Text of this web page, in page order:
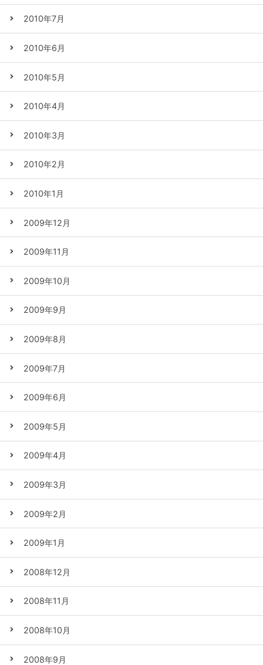
2010年7月
2010年6月
2010年5月
2010年4月
2010年3月
2010年2月
2010年1月
2009年12月
2009年11月
2009年10月
2009年9月
2009年8月
2009年7月
2009年6月
2009年5月
2009年4月
2009年3月
2009年2月
2009年1月
2008年12月
2008年11月
2008年10月
2008年9月